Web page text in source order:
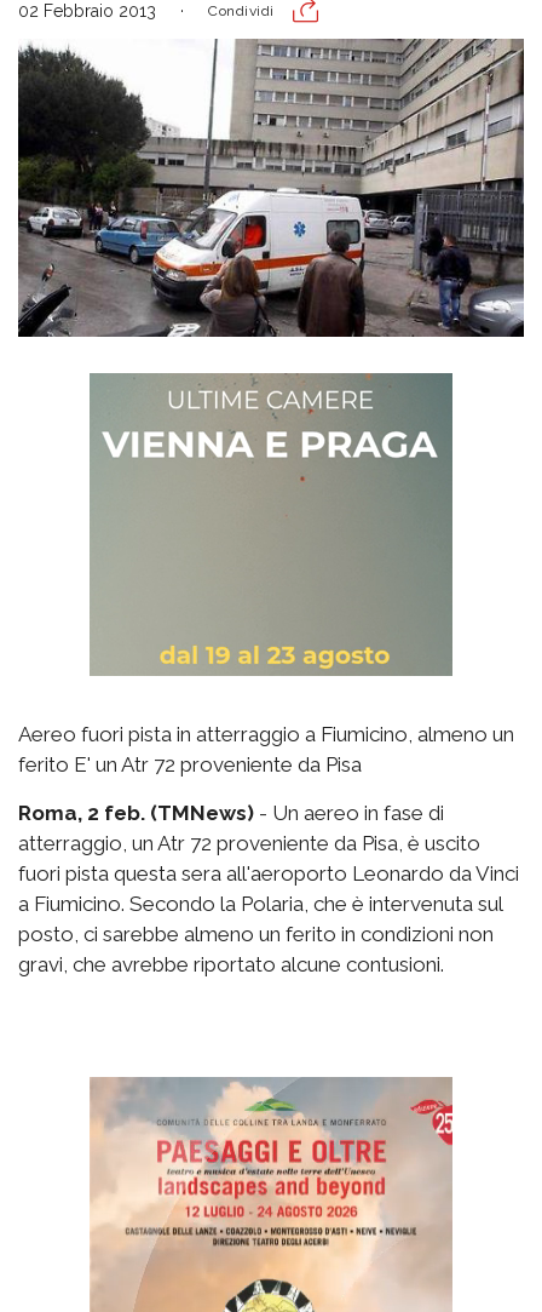
02 Febbraio 2013 Condividi
Aereo fuori pista in atterraggio a Fiumicino, almeno un
ferito E' un Atr 72 proveniente da Pisa
Roma, 2 feb. (TMNews) - Un aereo in fase di
atterraggio, un Atr 72 proveniente da Pisa, è uscito
fuori pista questa sera all'aeroporto Leonardo da Vinci
a Fiumicino. Secondo la Polaria, che è intervenuta sul
posto, ci sarebbe almeno un ferito in condizioni non
gravi, che avrebbe riportato alcune contusioni.